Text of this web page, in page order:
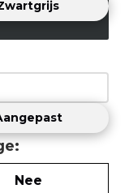
Nee